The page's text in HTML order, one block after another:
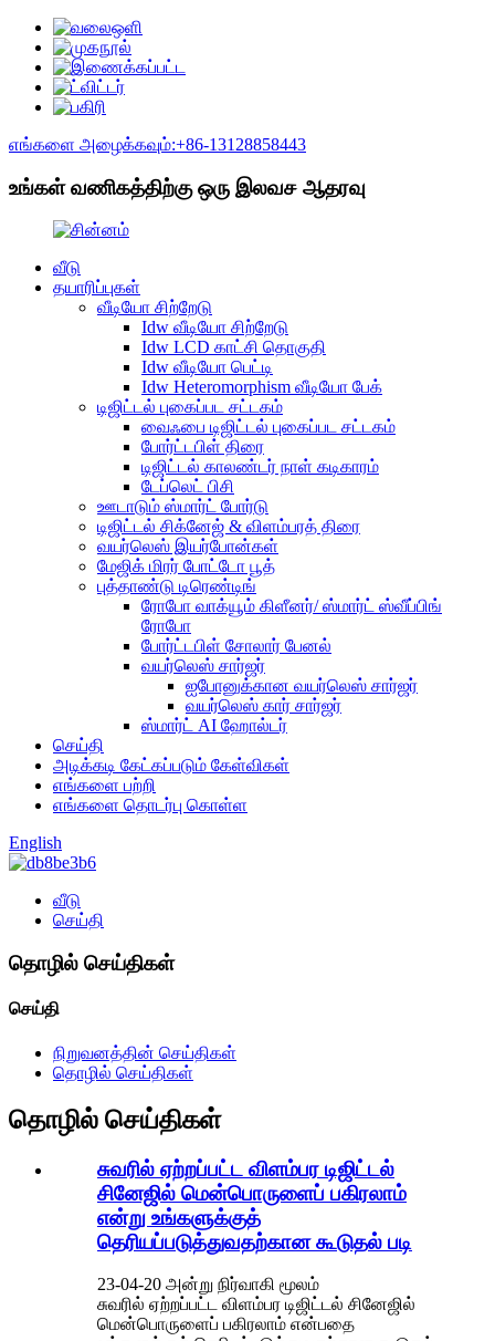
எங்களை அழைக்கவும்:+86-13128858443
உங்கள் வணிகத்திற்கு ஒரு இலவச ஆதரவு
வீடு
தயாரிப்புகள்
வீடியோ சிற்றேடு
Idw வீடியோ சிற்றேடு
Idw LCD காட்சி தொகுதி
Idw வீடியோ பெட்டி
Idw Heteromorphism வீடியோ பேக்
டிஜிட்டல் புகைப்பட சட்டகம்
வைஃபை டிஜிட்டல் புகைப்பட சட்டகம்
போர்ட்டபிள் திரை
டிஜிட்டல் காலண்டர் நாள் கடிகாரம்
டேப்லெட் பிசி
ஊடாடும் ஸ்மார்ட் போர்டு
டிஜிட்டல் சிக்னேஜ் & விளம்பரத் திரை
வயர்லெஸ் இயர்போன்கள்
மேஜிக் மிரர் போட்டோ பூத்
புத்தாண்டு டிரெண்டிங்
ரோபோ வாக்யூம் கிளீனர்/ ஸ்மார்ட் ஸ்வீப்பிங்
ரோபோ
போர்ட்டபிள் சோலார் பேனல்
வயர்லெஸ் சார்ஜர்
ஐபோனுக்கான வயர்லெஸ் சார்ஜர்
வயர்லெஸ் கார் சார்ஜர்
ஸ்மார்ட் AI ஹோல்டர்
செய்தி
அடிக்கடி கேட்கப்படும் கேள்விகள்
எங்களை பற்றி
எங்களை தொடர்பு கொள்ள
English
வீடு
செய்தி
தொழில் செய்திகள்
செய்தி
நிறுவனத்தின் செய்திகள்
தொழில் செய்திகள்
தொழில் செய்திகள்
சுவரில் ஏற்றப்பட்ட விளம்பர டிஜிட்டல்
சினேஜில் மென்பொருளைப் பகிரலாம்
என்று உங்களுக்குத்
தெரியப்படுத்துவதற்கான கூடுதல் படி
23-04-20 அன்று நிர்வாகி மூலம்
சுவரில் ஏற்றப்பட்ட விளம்பர டிஜிட்டல் சினேஜில்
மென்பொருளைப் பகிரலாம் என்பதை